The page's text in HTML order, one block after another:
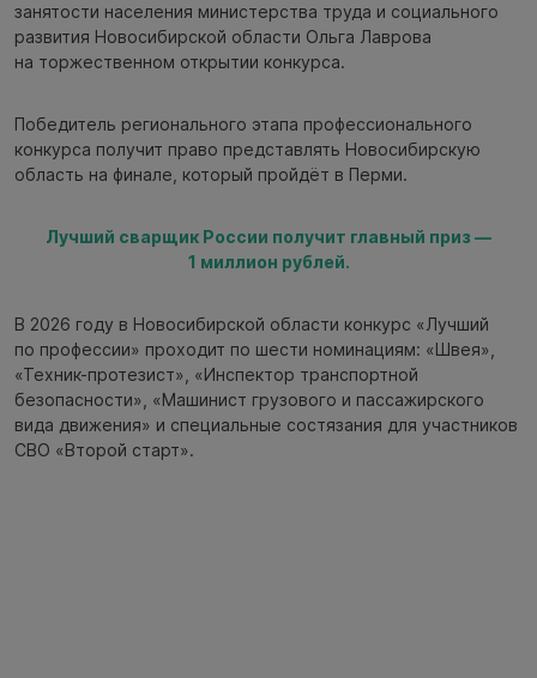
занятости населения министерства труда и социального
развития Новосибирской области Ольга Лаврова
на торжественном открытии конкурса.
Победитель регионального этапа профессионального
конкурса получит право представлять Новосибирскую
область на финале, который пройдёт в Перми.
Лучший сварщик России получит главный приз —
1 миллион рублей.
В 2026 году в Новосибирской области конкурс «Лучший
по профессии» проходит по шести номинациям: «Швея»,
«Техник-протезист», «Инспектор транспортной
безопасности», «Машинист грузового и пассажирского
вида движения» и специальные состязания для участников
СВО «Второй старт».